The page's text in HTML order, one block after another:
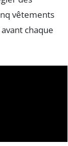
vêtements
chaque